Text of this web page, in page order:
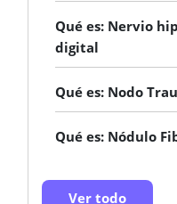
Qué es: Nervio
digital
Qué es: Nodo
Qué es: Nódulo
Ver todo